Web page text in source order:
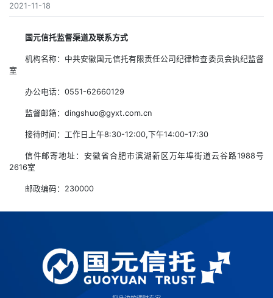
2021-11-18
国元信托监督渠道及联系方式
机构名称：中共安徽国元信托有限责任公司纪律检查委员会执纪监督
室
办公电话：0551-62660129
监督邮箱：dingshuo@gyxt.com.cn
接待时间：工作日上午8:30-12:00,下午14:00-17:30
信件邮寄地址：安徽省合肥市滨湖新区万年埠街道云谷路1988号
2616室
邮政编码：230000